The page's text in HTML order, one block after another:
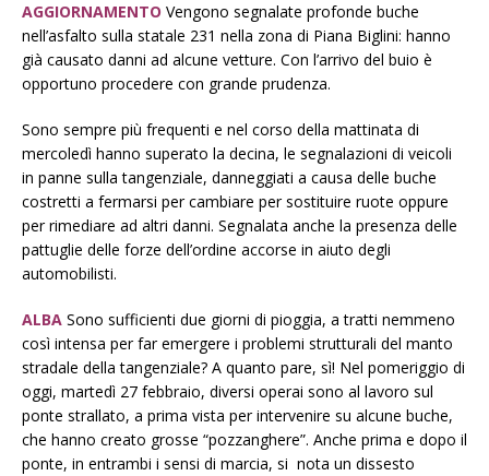
AGGIORNAMENTO Vengono segnalate profonde buche
nell’asfalto sulla statale 231 nella zona di Piana Biglini: hanno
già causato danni ad alcune vetture. Con l’arrivo del buio è
opportuno procedere con grande prudenza.
Sono sempre più frequenti e nel corso della mattinata di
mercoledì hanno superato la decina, le segnalazioni di veicoli
in panne sulla tangenziale, danneggiati a causa delle buche
costretti a fermarsi per cambiare per sostituire ruote oppure
per rimediare ad altri danni. Segnalata anche la presenza delle
pattuglie delle forze dell’ordine accorse in aiuto degli
automobilisti.
ALBA Sono sufficienti due giorni di pioggia, a tratti nemmeno
così intensa per far emergere i problemi strutturali del manto
stradale della tangenziale? A quanto pare, sì! Nel pomeriggio di
oggi, martedì 27 febbraio, diversi operai sono al lavoro sul
ponte strallato, a prima vista per intervenire su alcune buche,
che hanno creato grosse “pozzanghere”. Anche prima e dopo il
ponte, in entrambi i sensi di marcia, si nota un dissesto